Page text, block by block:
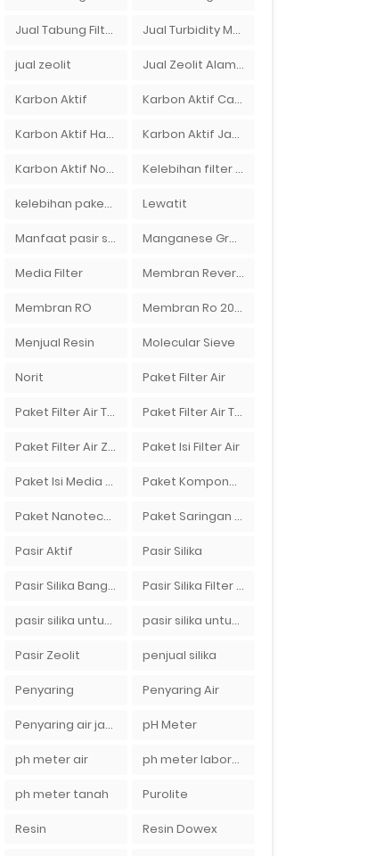
Jual Tabung Filter Air Surabaya Jual Turbidity Meter Harga Murah Di Sulawesi
jual zeolit Jual Zeolit Alam Murah Di Surabaya
Karbon Aktif Karbon Aktif Calgon
Karbon Aktif Haycarb Karbon Aktif Jacobi
Karbon Aktif Norit Kelebihan filter air Ady Water untuk menyaring air sumur bor di rumah"
kelebihan paket filter air Ady Water Lewatit
Manfaat pasir silika bagi kehidupan Manganese Greensand Plus
Media Filter Membran Reverse Osmosis
Membran RO Membran Ro 2000 GPD
Menjual Resin Molecular Sieve
Norit Paket Filter Air
Paket Filter Air Tanah Paket Filter Air Tinggal Pasang
Paket Filter Air Zat Besi Tinggi Paket Isi Filter Air
Paket Isi Media Filter Air Paket Komponen Bahan Filter Air
Paket Nanotech Filter Air Paket Saringan Filter Air
Pasir Aktif Pasir Silika
Pasir Silika Bangka Pasir Silika Filter Air
pasir silika untuk boiler pasir silika untuk filter air
Pasir Zeolit penjual silika
Penyaring Penyaring Air
Penyaring air jakarta pH Meter
ph meter air ph meter laboratorium
ph meter tanah Purolite
Resin Resin Dowex